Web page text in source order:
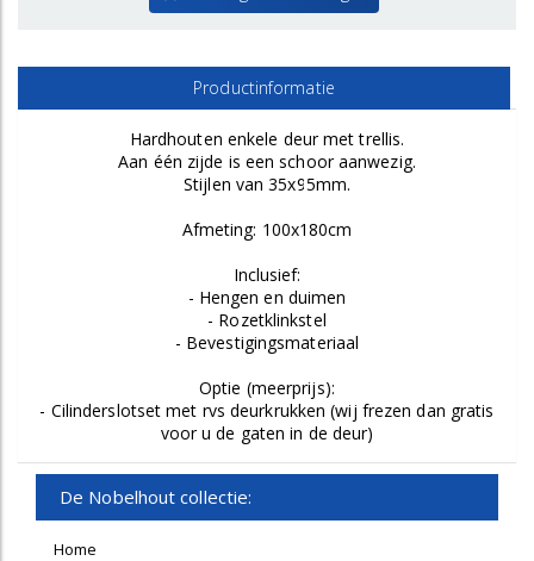
Productinformatie
Hardhouten enkele deur met trellis.
Aan één zijde is een schoor aanwezig.
Stijlen van 35x95mm.
Afmeting: 100x180cm
Inclusief:
- Hengen en duimen
- Rozetklinkstel
- Bevestigingsmateriaal
Optie (meerprijs):
- Cilinderslotset met rvs deurkrukken (wij frezen dan gratis
voor u de gaten in de deur)
De Nobelhout collectie:
Home